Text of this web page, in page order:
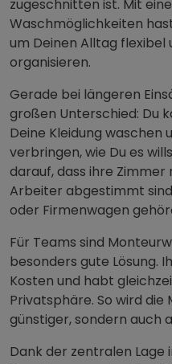
zugeschnitten ist. Mit
Waschmöglichkeiten
um Deinen Alltag flexibel
organisieren.
Gerade bei längeren
großen Unterschied: Du
Deine Kleidung waschen
verbringen, wie Du es
darauf, dass ihre
Arbeiter abgestimmt
oder Firmenwagen
Für Teams sind
besonders gute Lösung.
Kosten und habt
Privatsphäre. So wird
günstiger, sondern auch
Dank der zentralen Lage